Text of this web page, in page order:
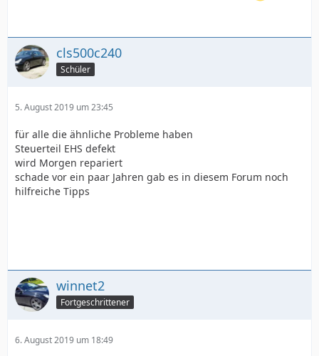
cls500c240
Schüler
5. August 2019 um 23:45
für alle die ähnliche Probleme haben
Steuerteil EHS defekt
wird Morgen repariert
schade vor ein paar Jahren gab es in diesem Forum noch
hilfreiche Tipps
winnet2
Fortgeschrittener
6. August 2019 um 18:49